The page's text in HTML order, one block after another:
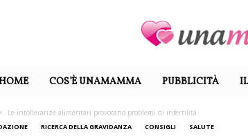
COS’È UNAMAMMA PUBBLICITÀ
Le intolleranze alimentari provocano problemi di infertilità
RICERCA DELLA GRAVIDANZA CONSIGLI SALUTE